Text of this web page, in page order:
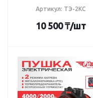
Артикул: ТЭ-2КС
10 500₸/шт